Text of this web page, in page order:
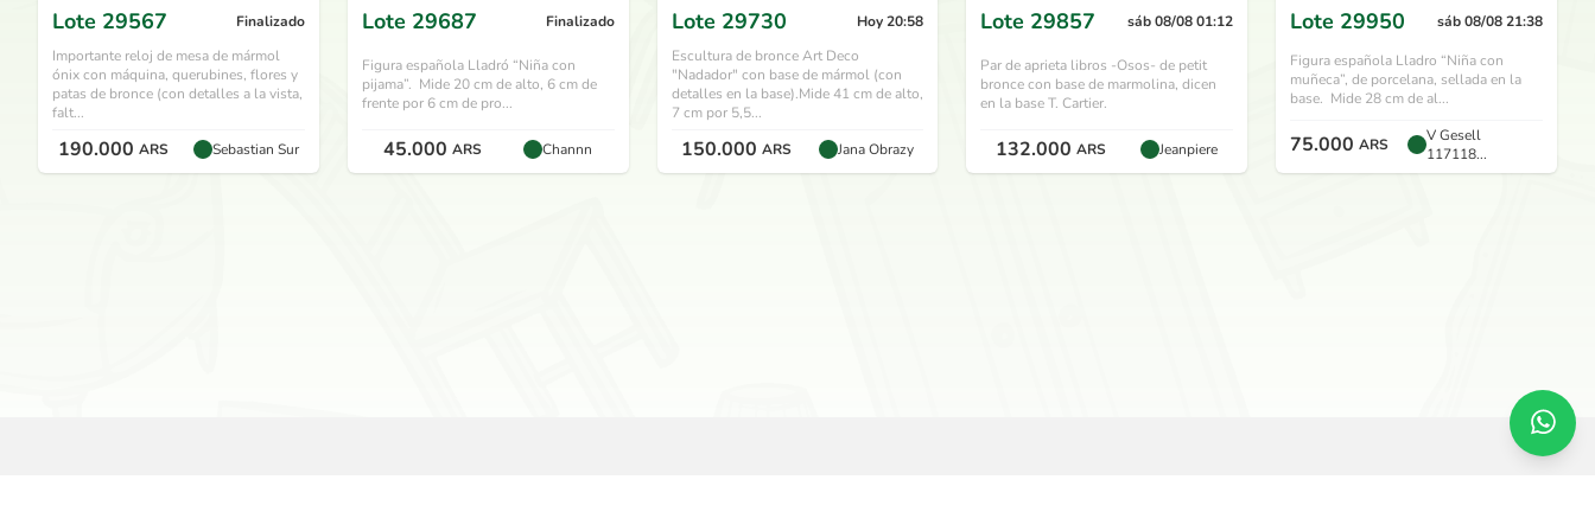
Lote 29567
Finalizado
Importante reloj de mesa de mármol
ónix con máquina, querubines, flores y
patas de bronce (con detalles a la vista,
falt...
190.000 ARS Sebastian Sur
Lote 29687 Finalizado
Figura española Lladró “Niña con
pijama”. Mide 20 cm de alto, 6 cm de
frente por 6 cm de pro...
45.000 ARS Channn
Lote 29730
Hoy 20:58
Escultura de bronce Art Deco
"Nadador" con base de mármol (con
detalles en la base).Mide 41 cm de alto,
7 cm por 5,5...
150.000 ARS Jana Obrazy
Lote 29857 sáb 08/08 01:12
Par de aprieta libros -Osos- de petit
bronce con base de marmolina, dicen
en la base T. Cartier.
132.000 ARS Jeanpiere
Lote 29950 sáb 08/08 21:38
Figura española Lladro “Niña con
muñeca”, de porcelana, sellada en la
base. Mide 28 cm de al...
75.000 ARS
V Gesell
117118...